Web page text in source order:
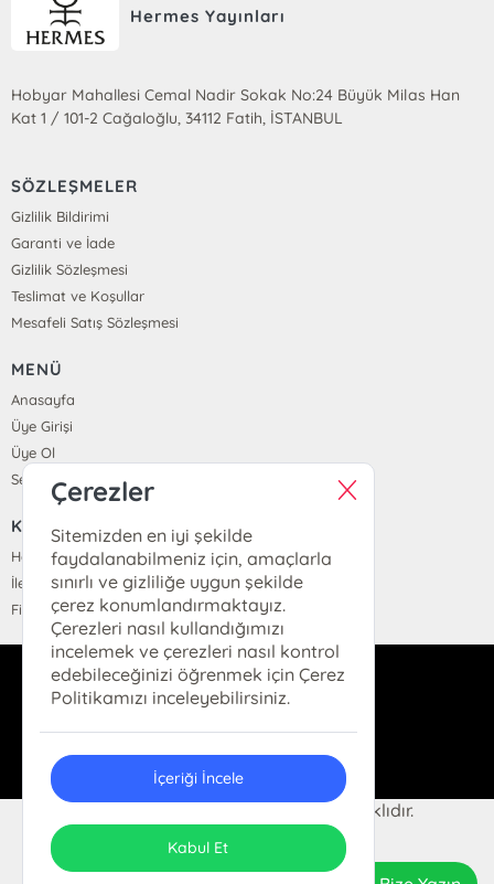
Hermes Yayınları
Hobyar Mahallesi Cemal Nadir Sokak No:24 Büyük Milas Han
Kat 1 / 101-2 Cağaloğlu, 34112 Fatih, İSTANBUL
SÖZLEŞMELER
Gizlilik Bildirimi
Garanti ve İade
Gizlilik Sözleşmesi
Teslimat ve Koşullar
Mesafeli Satış Sözleşmesi
MENÜ
Anasayfa
Üye Girişi
Üye Ol
Sepetim
KURUMSAL
Hakkımızda
İletişim
Fiyat Listesi
dukkan@hermeskitap.com
0(212)-519-93-79
© 2025 Hermes Kitap. Her hakkı saklıdır.
Tasarım & Uygulama
Çerezler
Sitemizden en iyi şekilde
faydalanabilmeniz için, amaçlarla
sınırlı ve gizliliğe uygun şekilde
çerez konumlandırmaktayız.
Çerezleri nasıl kullandığımızı
incelemek ve çerezleri nasıl kontrol
edebileceğinizi öğrenmek için Çerez
Politikamızı inceleyebilirsiniz.
İçeriği İncele
Kabul Et